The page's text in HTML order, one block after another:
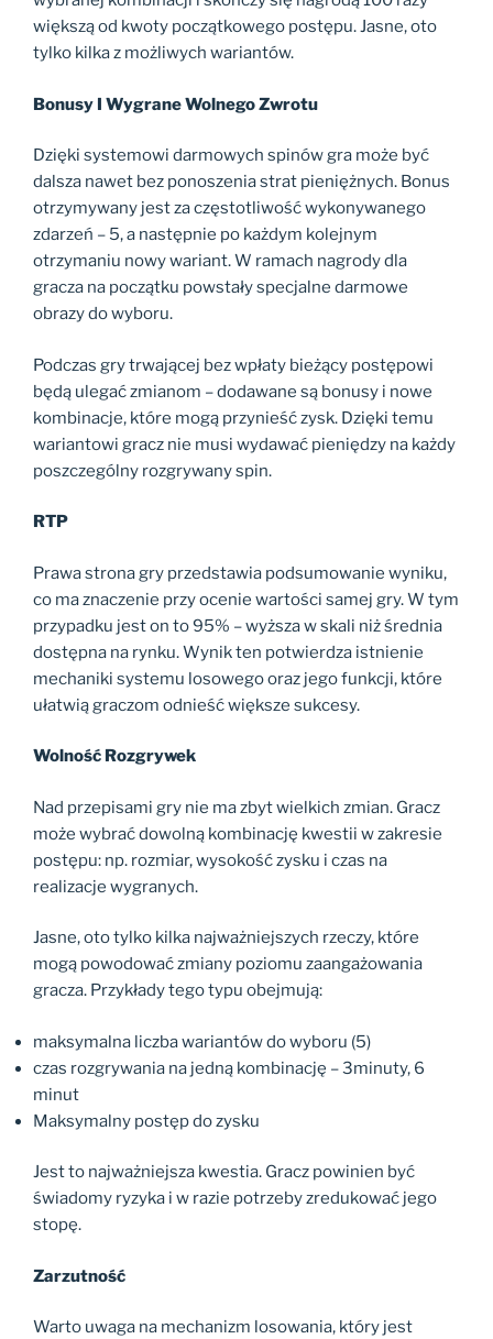
większą od kwoty początkowego postępu. Jasne, oto
tylko kilka z możliwych wariantów.
Bonusy I Wygrane Wolnego Zwrotu
Dzięki systemowi darmowych spinów gra może być
dalsza nawet bez ponoszenia strat pieniężnych. Bonus
otrzymywany jest za częstotliwość wykonywanego
zdarzeń – 5, a następnie po każdym kolejnym
otrzymaniu nowy wariant. W ramach nagrody dla
gracza na początku powstały specjalne darmowe
obrazy do wyboru.
Podczas gry trwającej bez wpłaty bieżący postępowi
będą ulegać zmianom – dodawane są bonusy i nowe
kombinacje, które mogą przynieść zysk. Dzięki temu
wariantowi gracz nie musi wydawać pieniędzy na każdy
poszczególny rozgrywany spin.
RTP
Prawa strona gry przedstawia podsumowanie wyniku,
co ma znaczenie przy ocenie wartości samej gry. W tym
przypadku jest on to 95% – wyższa w skali niż średnia
dostępna na rynku. Wynik ten potwierdza istnienie
mechaniki systemu losowego oraz jego funkcji, które
ułatwią graczom odnieść większe sukcesy.
Wolność Rozgrywek
Nad przepisami gry nie ma zbyt wielkich zmian. Gracz
może wybrać dowolną kombinację kwestii w zakresie
postępu: np. rozmiar, wysokość zysku i czas na
realizacje wygranych.
Jasne, oto tylko kilka najważniejszych rzeczy, które
mogą powodować zmiany poziomu zaangażowania
gracza. Przykłady tego typu obejmują:
maksymalna liczba wariantów do wyboru (5)
czas rozgrywania na jedną kombinację – 3minuty, 6
minut
Maksymalny postęp do zysku
Jest to najważniejsza kwestia. Gracz powinien być
świadomy ryzyka i w razie potrzeby zredukować jego
stopę.
Zarzutność
Warto uwaga na mechanizm losowania, który jest